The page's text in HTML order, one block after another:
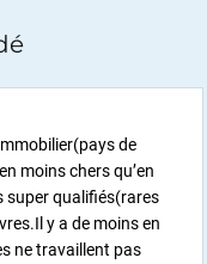
de
moins chers qu’en
super qualifiés(rares
y a de moins en
ne travaillent pas